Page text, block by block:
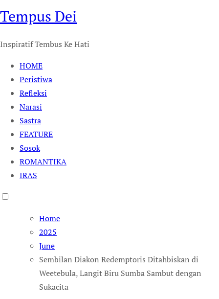
Tempus Dei
Inspiratif Tembus Ke Hati
HOME
Peristiwa
Refleksi
Narasi
Sastra
FEATURE
Sosok
ROMANTIKA
IRAS
Home
2025
June
Sembilan Diakon Redemptoris Ditahbiskan di
Weetebula, Langit Biru Sumba Sambut dengan
Sukacita